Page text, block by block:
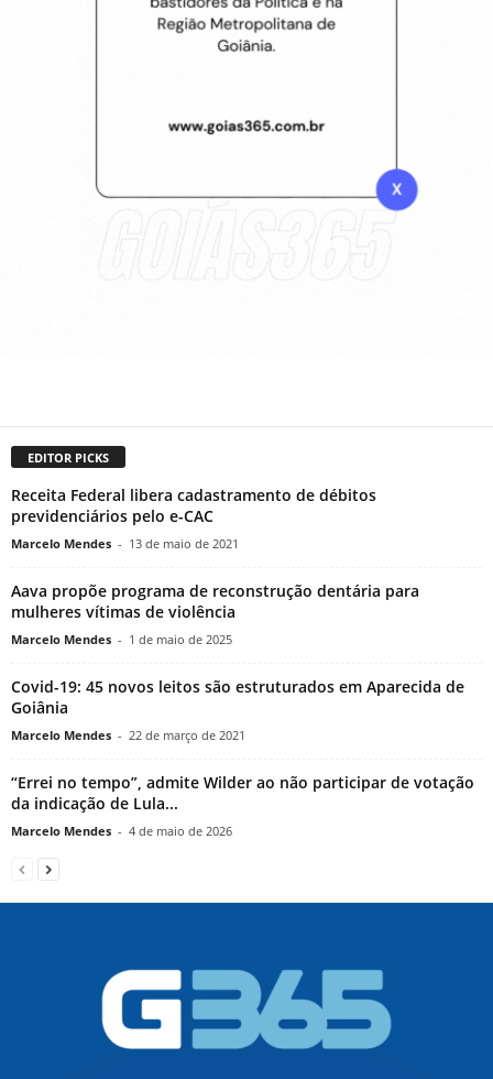
EDITOR PICKS
Receita Federal libera cadastramento de débitos
previdenciários pelo e-CAC
Marcelo Mendes - 13 de maio de 2021
Aava propõe programa de reconstrução dentária para
mulheres vítimas de violência
Marcelo Mendes - 1 de maio de 2025
Covid-19: 45 novos leitos são estruturados em Aparecida de
Goiânia
Marcelo Mendes - 22 de março de 2021
“Errei no tempo”, admite Wilder ao não participar de votação
da indicação de Lula...
Marcelo Mendes - 4 de maio de 2026